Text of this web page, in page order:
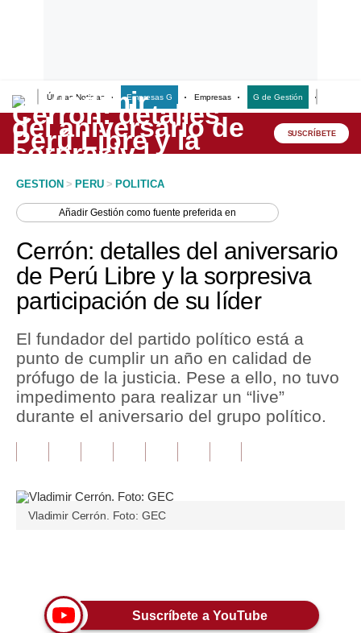
Últimas Noticias Empresas G Empresas G de Gestión
Lo último
Peru Quiosco
Economía
Mercados
Política
Tu Dinero
Finanzas Personales
Opinión
Blogs
SUSCRÍBETE
GESTION > PERU > POLITICA
AñadirGestión como fuente preferida en
Cerrón: detalles del aniversario
de Perú Libre y la sorpresiva
participación de su líder
El fundador del partido político está a
punto de cumplir un año en calidad de
prófugo de la justicia. Pese a ello, no tuvo
impedimento para realizar un “live”
durante el aniversario del grupo político.
Vladimir Cerrón. Foto: GEC
Suscríbete a YouTube